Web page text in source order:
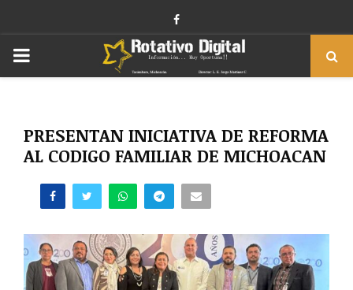
Facebook
PRIMARY
PRESENTAN INICIATIVA DE REFORMA
AL CODIGO FAMILIAR DE MICHOACAN